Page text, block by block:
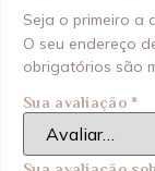
Seja o primeiro a
O seu endereço
obrigatórios são
Sua avaliação*